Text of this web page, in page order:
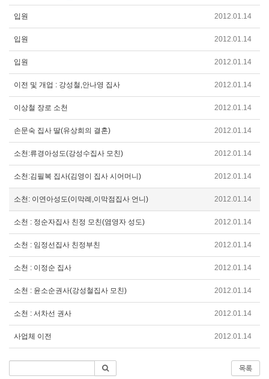
입원 2012.01.14
입원 2012.01.14
입원 2012.01.14
이전 및 개업 : 강성철,안나영 집사 2012.01.14
이상철 장로 소천 2012.01.14
손문숙 집사 딸(유상희의 결혼) 2012.01.14
소천:류경아성도(강성수집사 모친) 2012.01.14
소천:김필복 집사(김영이 집사 시어머니) 2012.01.14
소천: 이연아성도(이막례,이막점집사 언니) 2012.01.14
소천 : 정순자집사 친정 모친(염영자 성도) 2012.01.14
소천 : 임정선집사 친정부친 2012.01.14
소천 : 이정순 집사 2012.01.14
소천 : 윤소순권사(강성철집사 모친) 2012.01.14
소천 : 서차선 권사 2012.01.14
사업체 이전 2012.01.14
목록